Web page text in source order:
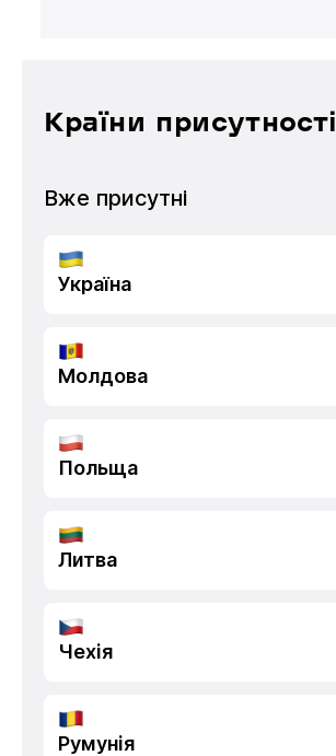
Країни присутності
Вже присутні
Україна
Молдова
Польща
Литва
Чехія
Румунія